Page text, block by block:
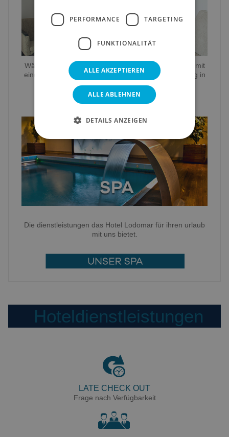
Während des ganzen Jahres ist es möglich, Zimmer mit
einem speziellen tarif buchen, die eine Spa-Schaltung in
unserem fantastischen Spa enthalten.
Die dienstleistungen das Hotel Lodomar für ihren urlaub
mit uns bietet.
Hoteldienstleistungen
LATE CHECK OUT
Frage nach Verfügbarkeit
PERFORMANCE TARGETING
FUNKTIONALITÄT
ALLE AKZEPTIEREN
ALLE ABLEHNEN
DETAILS ANZEIGEN